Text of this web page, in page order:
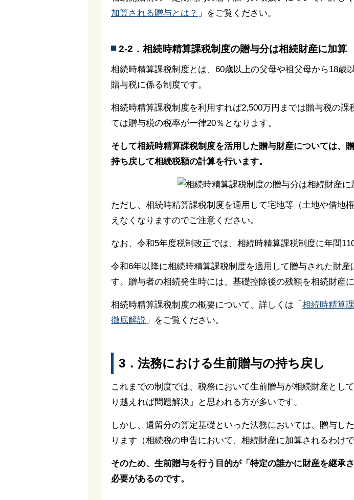
加算される贈与とは？ 」をご覧ください。
2-2．相続時精算課税制度の贈与分は相続財産に加算
相続時精算課税制度とは、60歳以上の父母や祖父母から18歳
贈与税に係る制度です。
相続時精算課税制度を利用すれば2,500万円までは贈与税の
ては贈与税の税率が一律20％となります。
そして相続時精算課税制度を活用した贈与財産については、
持ち戻して相続税額の計算を行います。
ただし、相続時精算課税制度を適用して宅地等（土地や借地
えなくなりますのでご注意ください。
なお、令和5年度税制改正では、相続時精算課税制度に年間
令和6年以降に相続時精算課税制度を適用して贈与された財
す。贈与者の相続発生時には、基礎控除後の残額を相続財産
相続時精算課税制度の概要について、詳しくは「 相続時精算
徹底解説 」をご覧ください。
3．法務における生前贈与の持ち戻し
これまでの制度では、税務において生前贈与が相続財産とし
り越えれば問題解決」と思われる方が多いです。
しかし、遺留分の算定基礎といった法務においては、贈与し
ります（相続税の申告において、相続財産に加算されるわけ
そのため、生前贈与を行う目的が「特定の誰かに財産を継承
必要があるのです。